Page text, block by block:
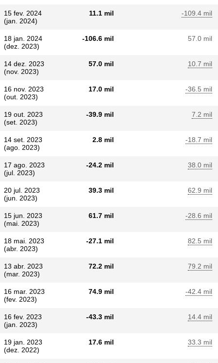
15 fev. 2024
(jan. 2024)
11.1 mil -109.4 mil
18 jan. 2024
(dez. 2023)
-106.6 mil 57.0 mil
14 dez. 2023
(nov. 2023)
57.0 mil 10.7 mil
16 nov. 2023
(out. 2023)
17.0 mil -36.5 mil
19 out. 2023
(set. 2023)
-39.9 mil 7.2 mil
14 set. 2023
(ago. 2023)
2.8 mil -18.7 mil
17 ago. 2023
(jul. 2023)
-24.2 mil 38.0 mil
20 jul. 2023
(jun. 2023)
39.3 mil 62.9 mil
15 jun. 2023
(mai. 2023)
61.7 mil -28.6 mil
18 mai. 2023
(abr. 2023)
-27.1 mil 82.5 mil
13 abr. 2023
(mar. 2023)
72.2 mil 79.2 mil
16 mar. 2023
(fev. 2023)
74.9 mil -42.4 mil
16 fev. 2023
(jan. 2023)
-43.3 mil 14.4 mil
19 jan. 2023
(dez. 2022)
17.6 mil 33.3 mil